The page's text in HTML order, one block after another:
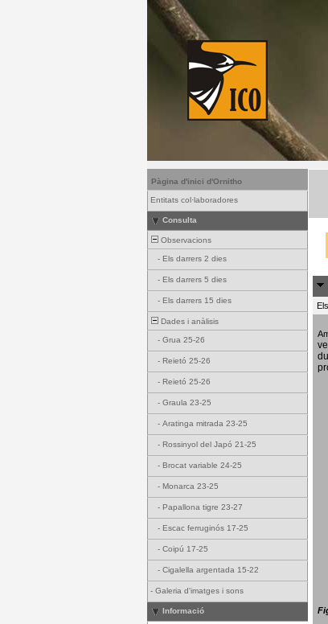
Pàgina d'inici d'Ornitho
Entitats col·laboradores
Consulta
Observacions
- Els darrers 2 dies
- Els darrers 5 dies
- Els darrers 15 dies
Dades i anàlisis
- Grua 25-26
- Reietó 25-26
- Reietó 25-26
- Graula 23-25
- Aratinga mitrada 23-25
- Rossinyol del Japó 21-25
- Brocat variable 24-25
- Monarca 23-25
- Papallona tigre 23-27
- Escac ferruginós 17-25
- Coipú 17-25
- Cigalella argentada 15-22
- Galeria d'imatges i sons
Informació